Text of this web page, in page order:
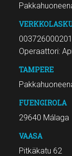
003726000201
Operaattori:
TAMPERE
FUENGIROLA
29640 Málaga
VAASA
Pitkäkatu 62